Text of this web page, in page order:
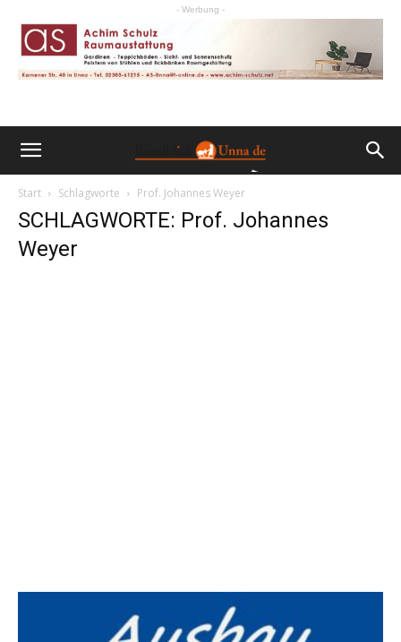
- Werbung -
Start Schlagworte Prof. Johannes Weyer
SCHLAGWORTE: Prof. Johannes
Weyer